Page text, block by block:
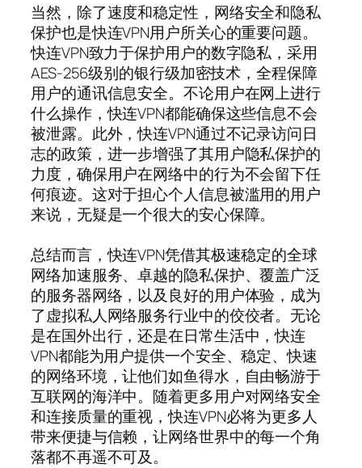
当然，除了速度和稳定性，网络安全和隐私
保护也是快连VPN用户所关心的重要问题。
快连VPN致力于保护用户的数字隐私，采用
AES-256级别的银行级加密技术，全程保障
用户的通讯信息安全。不论用户在网上进行
什么操作，快连VPN都能确保这些信息不会
被泄露。此外，快连VPN通过不记录访问日
志的政策，进一步增强了其用户隐私保护的
力度，确保用户在网络中的行为不会留下任
何痕迹。这对于担心个人信息被滥用的用户
来说，无疑是一个很大的安心保障。
总结而言，快连VPN凭借其极速稳定的全球
网络加速服务、卓越的隐私保护、覆盖广泛
的服务器网络，以及良好的用户体验，成为
了虚拟私人网络服务行业中的佼佼者。无论
是在国外出行，还是在日常生活中，快连
VPN都能为用户提供一个安全、稳定、快速
的网络环境，让他们如鱼得水，自由畅游于
互联网的海洋中。随着更多用户对网络安全
和连接质量的重视，快连VPN必将为更多人
带来便捷与信赖，让网络世界中的每一个角
落都不再遥不可及。